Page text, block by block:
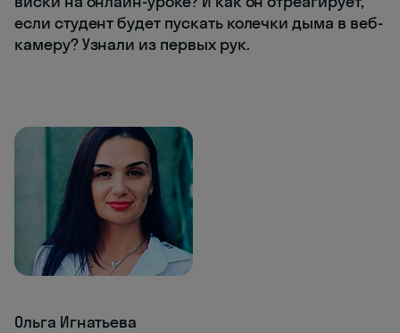
если студент будет пускать колечки дыма в веб-
камеру? Узнали из первых рук.
Ольга Игнатьева